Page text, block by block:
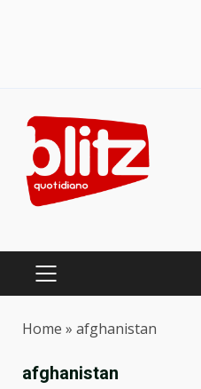
content
PRIMARY
Home » afghanistan
afghanistan